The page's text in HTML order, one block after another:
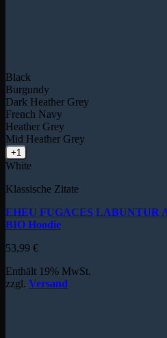
Black
Burgundy
Dark Heather Grey
French Navy
Heather Grey
Mid Heather Grey
+1
White
Klassische Zitate
EHEU FUGACES LABUNTUR
BIO Hoodie
53,99 €
Enthält 19% MwSt.
zzgl. Versand